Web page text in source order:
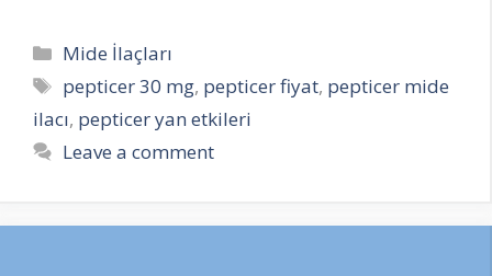
Categories
Mide İlaçları
Tags
pepticer 30 mg, pepticer fiyat, pepticer mide
ilacı, pepticer yan etkileri
Leave a comment